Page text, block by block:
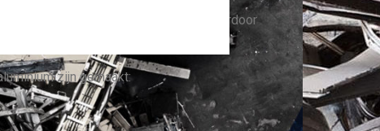
weegt en makkelijk buigbaar is. Hierdoor
toepassingen.
zijn gemaakt: